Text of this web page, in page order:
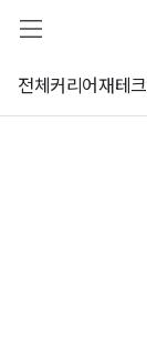
전체 커리어재테크